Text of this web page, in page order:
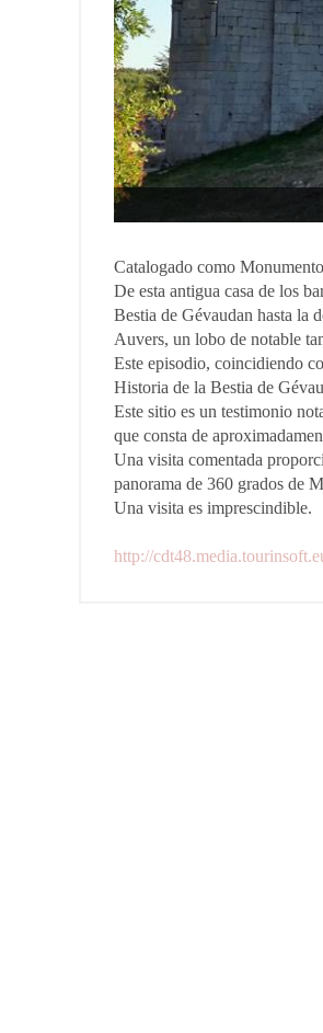
Catalogado como
De esta antigua casa de los
Bestia de Gévaudan hasta la
Auvers, un lobo de notable
Este episodio, coincidiendo
Historia de la Bestia de
Este sitio es un testimonio
que consta de
Una visita comentada
panorama de 360 grados de
Una visita es imprescindible.
http://